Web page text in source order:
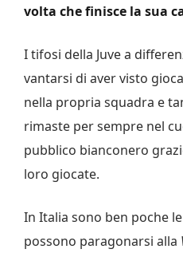
volta che finisce la sua
I tifosi della Juve a
vantarsi di aver visto
nella propria squadra e
rimaste per sempre nel
pubblico bianconero
loro giocate.
In Italia sono ben poche
possono paragonarsi alla